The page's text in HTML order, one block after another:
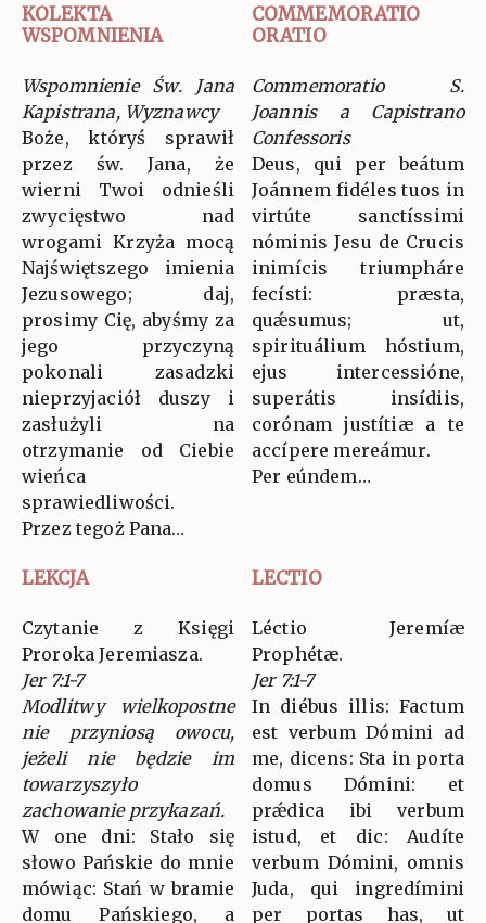
KOLEKTA
WSPOMNIENIA
COMMEMORATIO
ORATIO
Wspomnienie Św. Jana
Kapistrana, Wyznawcy
Boże, któryś sprawił
przez św. Jana, że
wierni Twoi odnieśli
zwycięstwo nad
wrogami Krzyża mocą
Najświętszego imienia
Jezusowego; daj,
prosimy Cię, abyśmy za
jego przyczyną
pokonali zasadzki
nieprzyjaciół duszy i
zasłużyli na
otrzymanie od Ciebie
wieńca
sprawiedliwości.
Przez tegoż Pana…
Commemoratio S.
Joannis a Capistrano
Confessoris
Deus, qui per beátum
Joánnem fidéles tuos in
virtúte sanctíssimi
nóminis Jesu de Crucis
inimícis triumpháre
fecísti: præsta,
quǽsumus; ut,
spirituálium hóstium,
ejus intercessióne,
superátis insídiis,
corónam justítiæ a te
accípere mereámur.
Per eúndem…
LEKCJA LECTIO
Czytanie z Księgi
Proroka Jeremiasza.
Jer 7:1-7
Modlitwy wielkopostne
nie przyniosą owocu,
jeżeli nie będzie im
towarzyszyło
zachowanie przykazań.
W one dni: Stało się
słowo Pańskie do mnie
mówiąc: Stań w bramie
domu Pańskiego, a
Léctio Jeremíæ
Prophétæ.
Jer 7:1-7
In diébus illis: Factum
est verbum Dómini ad
me, dicens: Sta in porta
domus Dómini: et
prǽdica ibi verbum
istud, et dic: Audíte
verbum Dómini, omnis
Juda, qui ingredímini
per portas has, ut